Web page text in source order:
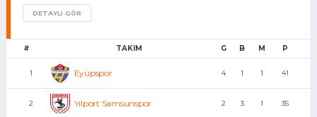
DETAYLI GÖR
# TAKIM G B M P
1 Eyüpspor 4 1 1 41
2 Yılport Samsunspor 2 3 1 35